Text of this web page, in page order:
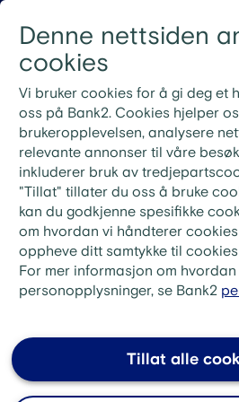
Denne nettsiden
cookies
Vi bruker cookies for å gi deg et
oss på Bank2. Cookies hjelper
brukeropplevelsen, analysere
relevante annonser til våre
inkluderer bruk av
"Tillat" tillater du oss å bruke
kan du godkjenne spesifikke
om hvordan vi håndterer
oppheve ditt samtykke til
For mer informasjon om
personopplysninger, se Bank2
Tillat alle
Nye rutiner for
Ved ekstrainnbetaling på
KID-nummeret fra din siste
stedet å betale neste måneds
gode + ditt lånenummer» i
KID-nummer.
Klage og
Bank2 er en del av
Hos Enity Bank Group